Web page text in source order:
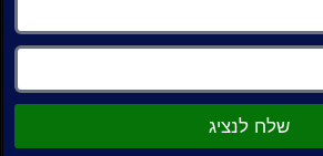
שלח לנציג